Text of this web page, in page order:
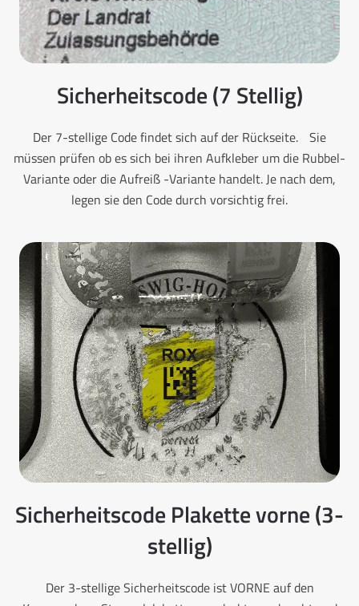
Sicherheitscode (7 Stellig)
Der 7-stellige Code findet sich auf der Rückseite. Sie
müssen prüfen ob es sich bei ihren Aufkleber um die Rubbel-
Variante oder die Aufreiß -Variante handelt. Je nach dem,
legen sie den Code durch vorsichtig frei.
Sicherheitscode Plakette vorne (3-
stellig)
Der 3-stellige Sicherheitscode ist VORNE auf den